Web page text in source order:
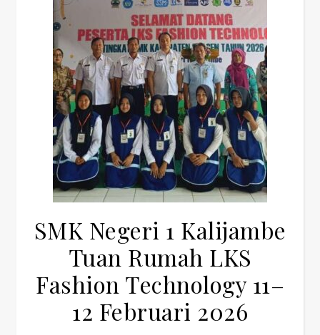
SMK Negeri 1 Kalijambe
Tuan Rumah LKS
Fashion Technology 11–
12 Februari 2026